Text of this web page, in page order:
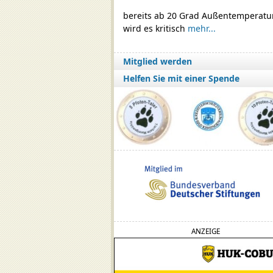
bereits ab 20 Grad
wird es kritisch mehr...
Mitglied werden
Helfen Sie mit einer Spende
ANZEIGE